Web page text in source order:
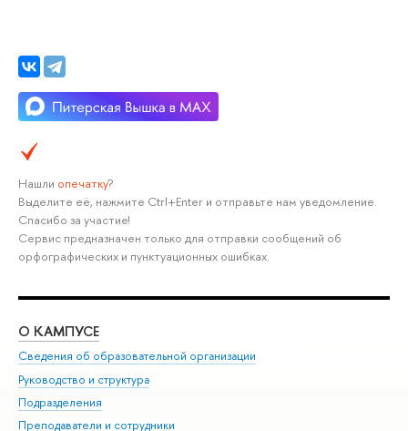
Нашли опечатку?
Выделите её, нажмите Ctrl+Enter и отправьте нам уведомление.
Спасибо за участие!
Сервис предназначен только для отправки сообщений об
орфографических и пунктуационных ошибках.
О КАМПУСЕ
Сведения об образовательной организации
Руководство и структура
Подразделения
Преподаватели и сотрудники